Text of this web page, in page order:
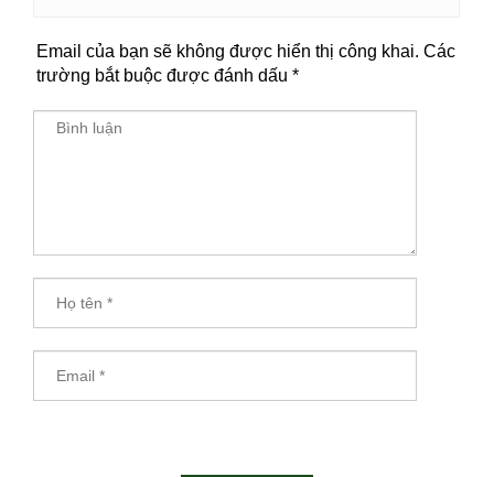
Email của bạn sẽ không được hiển thị công khai. Các
trường bắt buộc được đánh dấu *